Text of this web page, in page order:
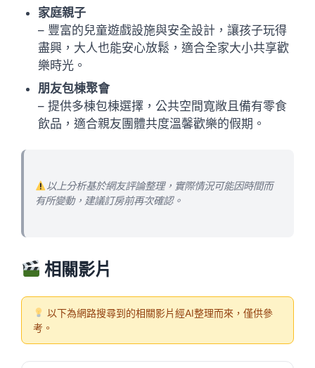
家庭親子
– 豐富的兒童遊戲設施與安全設計，讓孩子玩得
盡興，大人也能安心放鬆，適合全家大小共享歡
樂時光。
朋友包棟聚會
– 提供多棟包棟選擇，公共空間寬敞且備有零食
飲品，適合親友團體共度溫馨歡樂的假期。
以上分析基於網友評論整理，實際情況可能因時間而
有所變動，建議訂房前再次確認。
相關影片
以下為網路搜尋到的相關影片經AI整理而來，僅供參
考。